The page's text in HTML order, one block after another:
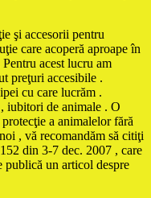
şi accesorii pentru
care acoperă aproape în
acest lucru am
preţuri accesibile .
cu care lucrăm .
iubitori de animale . O
a animalelor fără
, vă recomandăm să citiţi
din 3-7 dec. 2007 , care
publică un articol despre